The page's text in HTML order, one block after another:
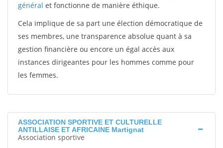
général et fonctionne de manière éthique.
Cela implique de sa part une élection démocratique de
ses membres, une transparence absolue quant à sa
gestion financière ou encore un égal accès aux
instances dirigeantes pour les hommes comme pour
les femmes.
ASSOCIATION SPORTIVE ET CULTURELLE
ANTILLAISE ET AFRICAINE Martignat
Association sportive